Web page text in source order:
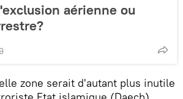
aérienne ou
zone serait d'autant plus inutile